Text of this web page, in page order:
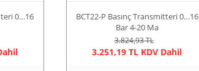
0…16
BCT22-P Basınç Transmitteri 0…16
Bar 4-20 Ma
3.824,93 TL
3.251,19 TL KDV Dahil